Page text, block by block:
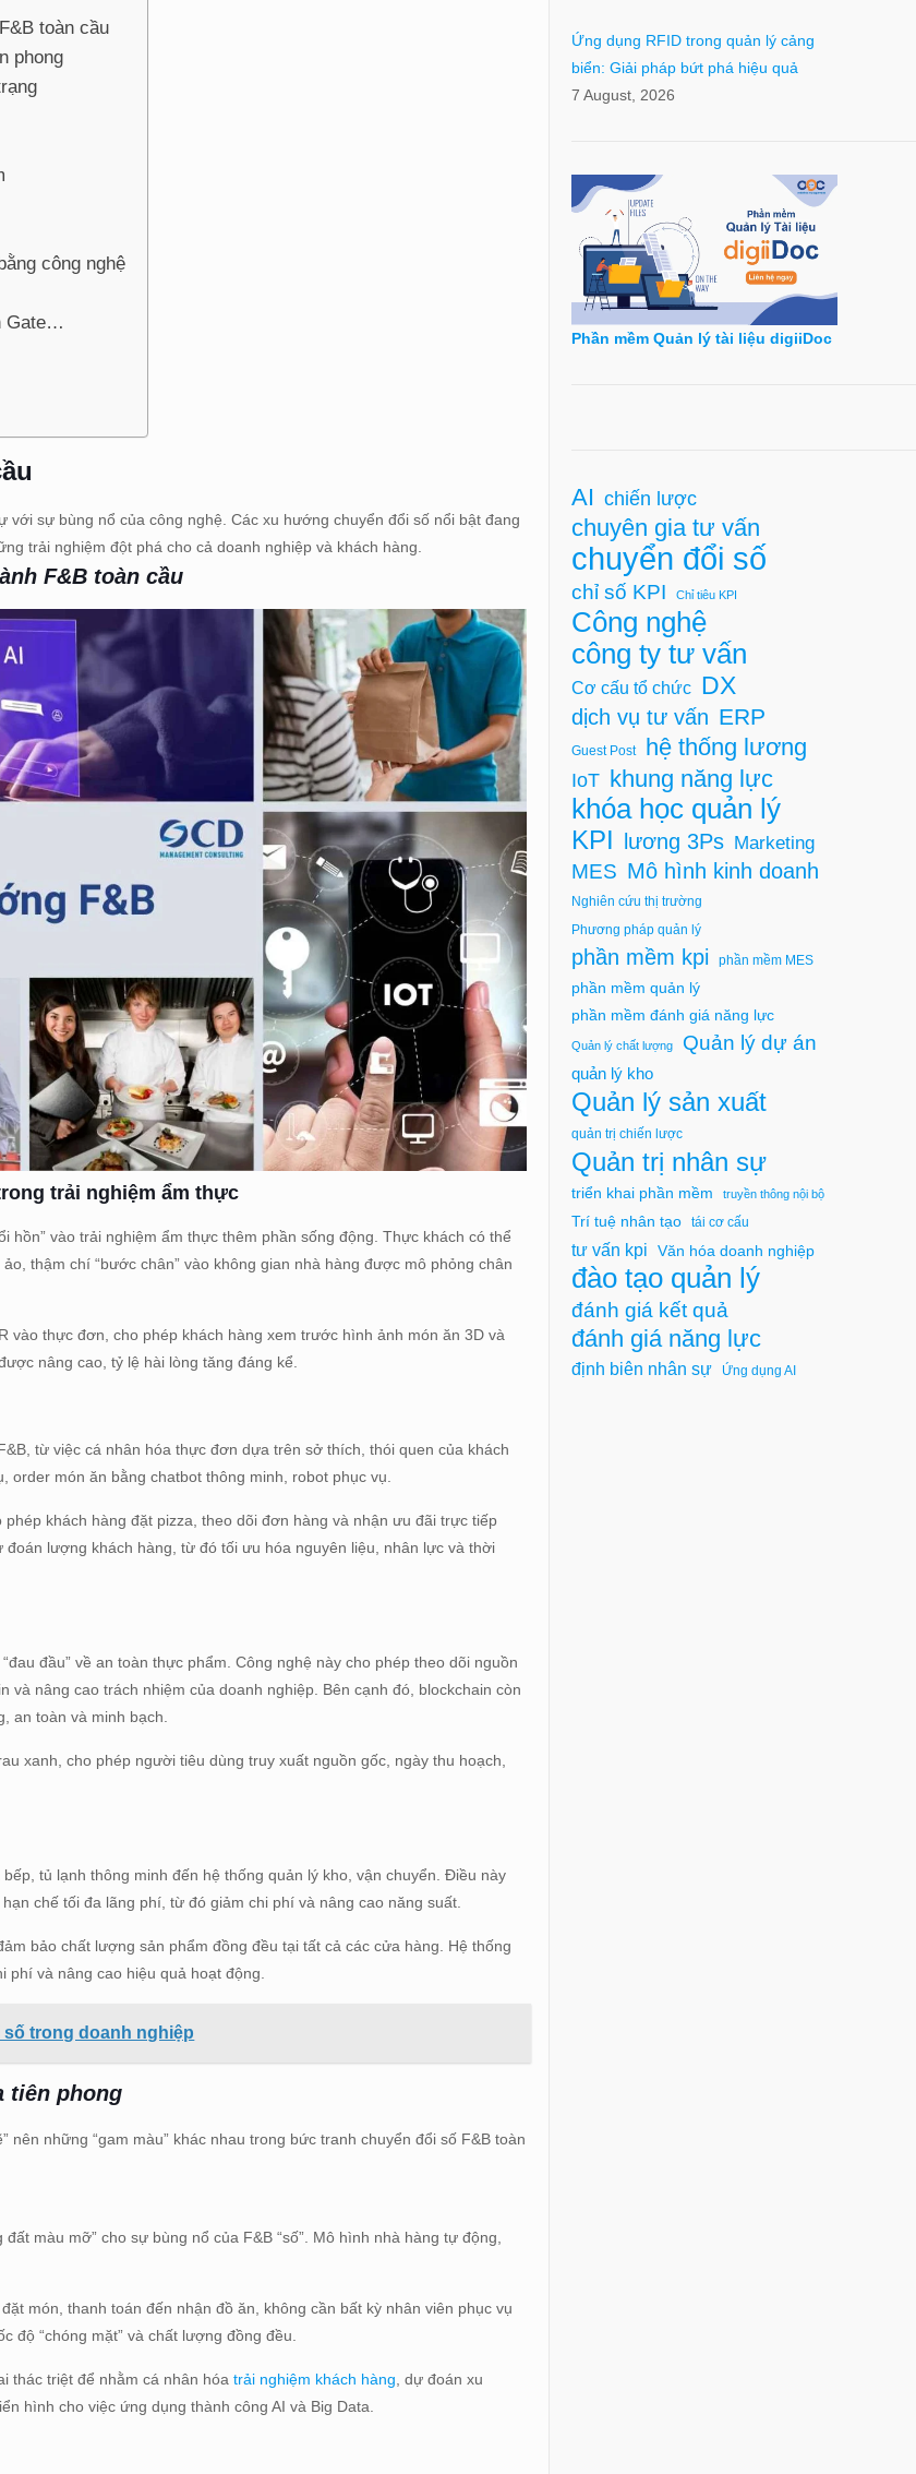
toàn cầu
phong
công nghệ
Gate…
với sự bùng nổ của công nghệ. Các xu hướng chuyển đổi số nổi bật đang
trải nghiệm đột phá cho cả doanh nghiệp và khách hàng.
F&B toàn cầu
trải nghiệm ẩm thực
hồn” vào trải nghiệm ẩm thực thêm phần sống động. Thực khách có thể
thậm chí “bước chân” vào không gian nhà hàng được mô phỏng chân
vào thực đơn, cho phép khách hàng xem trước hình ảnh món ăn 3D và
nâng cao, tỷ lệ hài lòng tăng đáng kể.
từ việc cá nhân hóa thực đơn dựa trên sở thích, thói quen của khách
món ăn bằng chatbot thông minh, robot phục vụ.
khách hàng đặt pizza, theo dõi đơn hàng và nhận ưu đãi trực tiếp
lượng khách hàng, từ đó tối ưu hóa nguyên liệu, nhân lực và thời
đầu” về an toàn thực phẩm. Công nghệ này cho phép theo dõi nguồn
nâng cao trách nhiệm của doanh nghiệp. Bên cạnh đó, blockchain còn
an toàn và minh bạch.
xanh, cho phép người tiêu dùng truy xuất nguồn gốc, ngày thu hoạch,
tủ lạnh thông minh đến hệ thống quản lý kho, vận chuyển. Điều này
chế tối đa lãng phí, từ đó giảm chi phí và nâng cao năng suất.
bảo chất lượng sản phẩm đồng đều tại tất cả các cửa hàng. Hệ thống
phí và nâng cao hiệu quả hoạt động.
trong doanh nghiệp
tiên phong
những “gam màu” khác nhau trong bức tranh chuyển đổi số F&B toàn
màu mỡ” cho sự bùng nổ của F&B “số”. Mô hình nhà hàng tự động,
món, thanh toán đến nhận đồ ăn, không cần bất kỳ nhân viên phục vụ
độ “chóng mặt” và chất lượng đồng đều.
thác triệt để nhằm cá nhân hóatrải nghiệm khách hàng, dự đoán xu
hình cho việc ứng dụng thành công AI và Big Data.
Ứng dụng RFID trong quản lý cảng
biển: Giải pháp bứt phá hiệu quả
7 August, 2026
Phần mềm Quản lý tài liệu digiiDoc
AI chiến lược
chuyên gia tư vấn
chuyển đổi số
chỉ số KPI Chỉ tiêu KPI
Công nghệ
công ty tư vấn
Cơ cấu tổ chức DX
dịch vụ tư vấn ERP
Guest Post hệ thống lương
IoT khung năng lực
khóa học quản lý
KPI lương 3Ps Marketing
MES Mô hình kinh doanh
Nghiên cứu thị trường
Phương pháp quản lý
phần mềm kpi phần mềm MES
phần mềm quản lý
phần mềm đánh giá năng lực
Quản lý chất lượng Quản lý dự án
quản lý kho
Quản lý sản xuất
quản trị chiến lược
Quản trị nhân sự
triển khai phần mềm truyền thông nội bộ
Trí tuệ nhân tạo tái cơ cấu
tư vấn kpi Văn hóa doanh nghiệp
đào tạo quản lý
đánh giá kết quả
đánh giá năng lực
định biên nhân sự Ứng dụng AI